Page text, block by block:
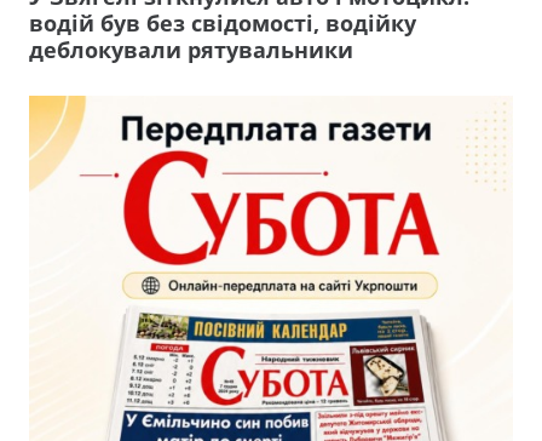
водій був без свідомості, водійку
деблокували рятувальники